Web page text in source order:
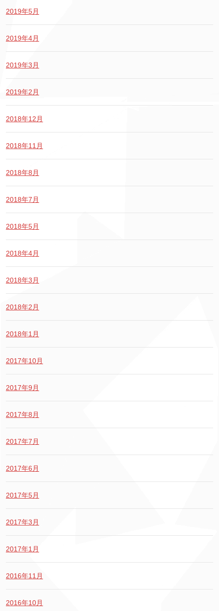
2019年5月
2019年4月
2019年3月
2019年2月
2018年12月
2018年11月
2018年8月
2018年7月
2018年5月
2018年4月
2018年3月
2018年2月
2018年1月
2017年10月
2017年9月
2017年8月
2017年7月
2017年6月
2017年5月
2017年3月
2017年1月
2016年11月
2016年10月